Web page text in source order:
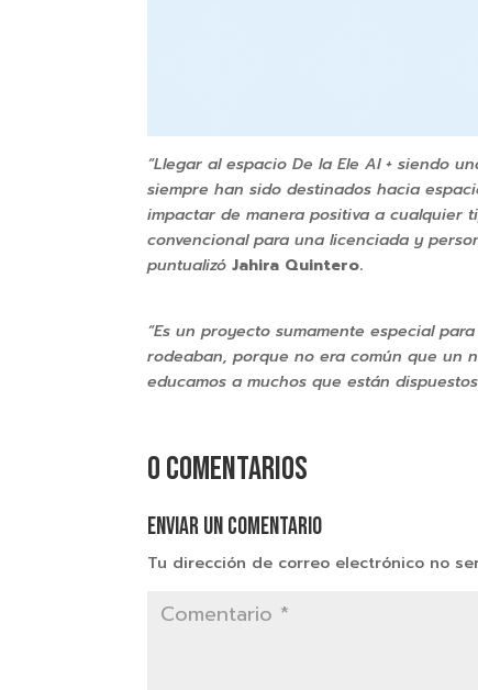
“Llegar al espacio De la Ele Al + siendo
siempre han sido destinados hacia
impactar de manera positiva a cualquier
convencional para una licenciada y
puntualizóJahira Quintero.
“Es un proyecto sumamente especial
rodeaban, porque no era común que un
educamos a muchos que están
0 comentarios
Enviar un comentario
Tu dirección de correo electrónico no